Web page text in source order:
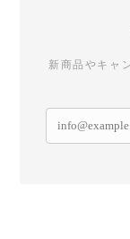
新商品やキャ